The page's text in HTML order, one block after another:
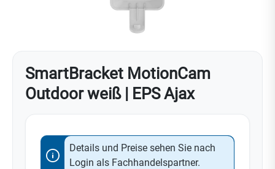
SmartBracket MotionCam
Outdoor weiß | EPS Ajax
Details und Preise sehen Sie nach
Login als Fachhandelspartner.